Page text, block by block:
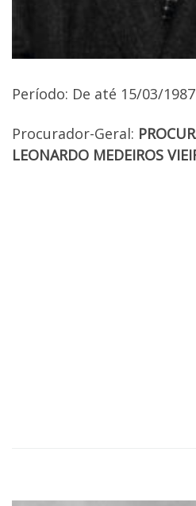
Período: De até 15/03/
Procurador-Geral:
LEONARDO MEDEIROS